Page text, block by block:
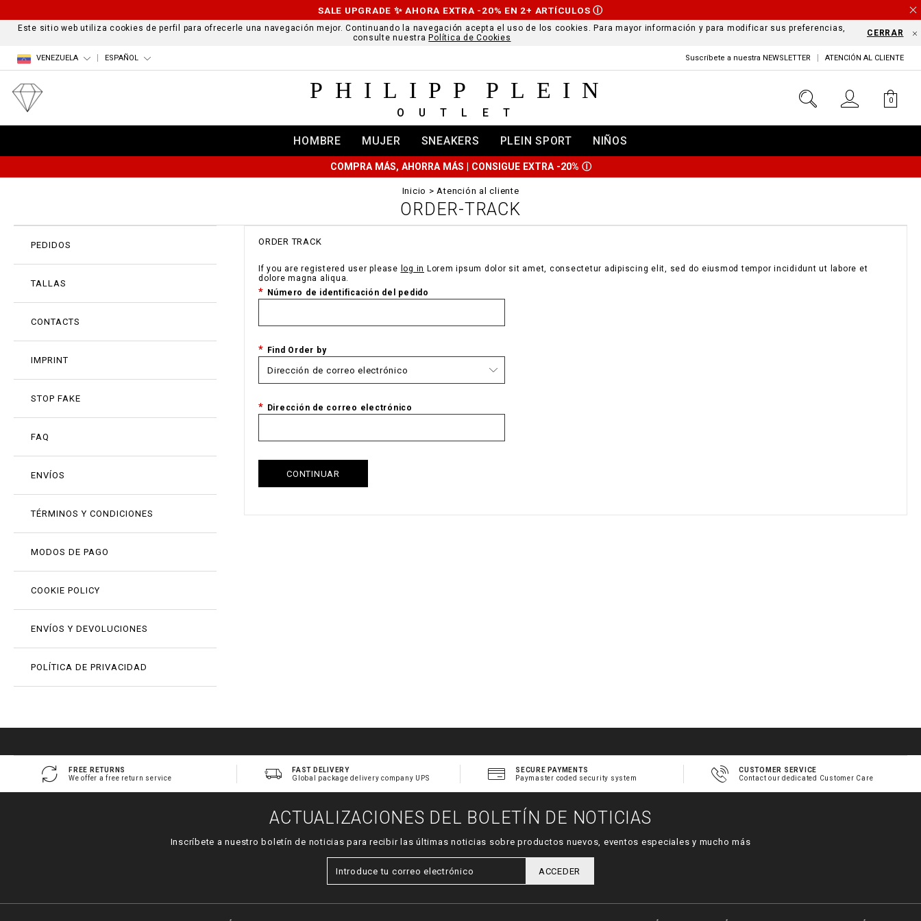
SALE UPGRADE ✨ AHORA EXTRA -20% EN 2+ ARTÍCULOSⒾ
Este sitio web utiliza cookies de perfil para ofrecerle una navegación mejor. Continuando la navegación acepta el uso de los cookies. Para mayor información y para modificar sus preferencias,
consulte nuestra Política de Cookies CERRAR
VENEZUELA ESPAÑOL Suscríbete a nuestra NEWSLETTER ATENCIÓN AL CLIENTE
0
PHILIPP PLEIN
OUTLET
HOMBRE MUJER SNEAKERS PLEIN SPORT NIÑOS
COMPRA MÁS, AHORRA MÁS | CONSIGUE EXTRA -20% Ⓘ
Inicio Atención al cliente
ORDER-TRACK
PEDIDOS
TALLAS
CONTACTS
IMPRINT
STOP FAKE
FAQ
ENVÍOS
TÉRMINOS Y CONDICIONES
MODOS DE PAGO
COOKIE POLICY
ENVÍOS Y DEVOLUCIONES
POLÍTICA DE PRIVACIDAD
ORDER TRACK
If you are registered user please log in Lorem ipsum dolor sit amet, consectetur adipiscing elit, sed do eiusmod tempor incididunt ut labore et
dolore magna aliqua.
Número de identificación del pedido
Find Order by
Dirección de correo electrónico
CONTINUAR
FREE RETURNS
We offer a free return service
FAST DELIVERY
Global package delivery company UPS
SECURE PAYMENTS
Paymaster coded security system
CUSTOMER SERVICE
Contact our dedicated Customer Care
ACTUALIZACIONES DEL BOLETÍN DE NOTICIAS
Inscríbete a nuestro boletín de noticias para recibir las últimas noticias sobre productos nuevos, eventos especiales y mucho más
ACCEDER